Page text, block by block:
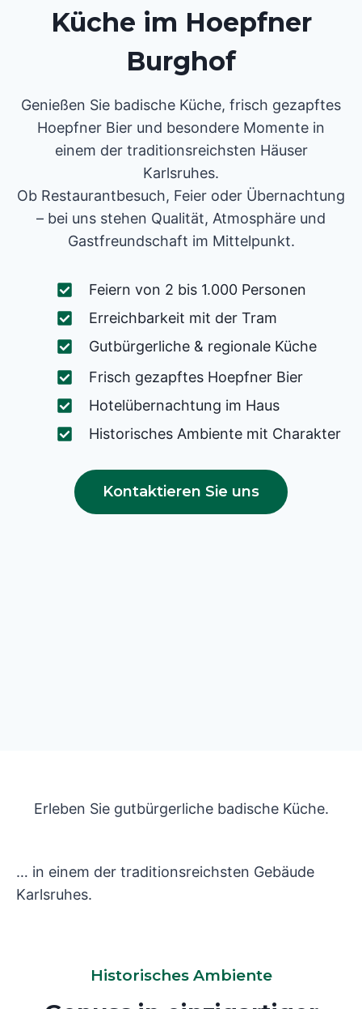
Küche im Hoepfner
Burghof
Genießen Sie badische Küche, frisch gezapftes
Hoepfner Bier und besondere Momente in
einem der traditionsreichsten Häuser
Karlsruhes.
Ob Restaurantbesuch, Feier oder Übernachtung
– bei uns stehen Qualität, Atmosphäre und
Gastfreundschaft im Mittelpunkt.
Feiern von 2 bis 1.000 Personen
Erreichbarkeit mit der Tram
Gutbürgerliche & regionale Küche
Frisch gezapftes Hoepfner Bier
Hotelübernachtung im Haus
Historisches Ambiente mit Charakter
Kontaktieren Sie uns
Erleben Sie gutbürgerliche badische Küche.
… in einem der traditionsreichsten Gebäude
Karlsruhes.
Historisches Ambiente